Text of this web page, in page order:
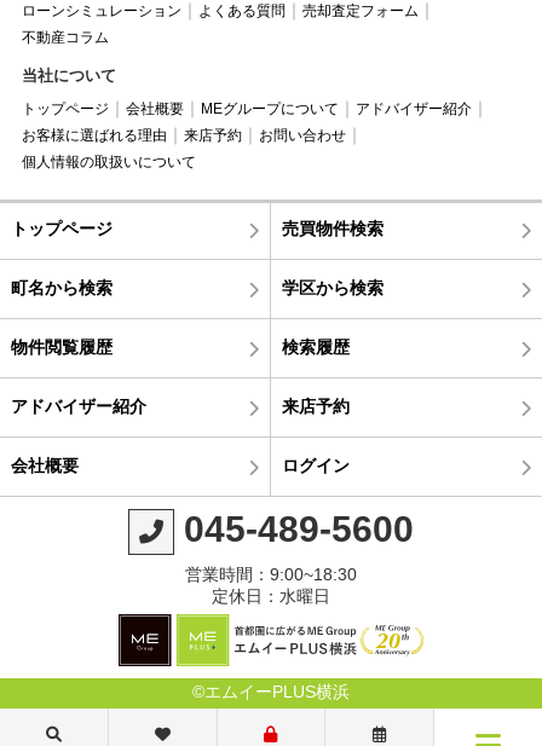
ローンシミュレーション
よくある質問
売却査定フォーム
不動産コラム
当社について
トップページ 会社概要 MEグループについて
アドバイザー紹介
お客様に選ばれる理由
来店予約
お問い合わせ
個人情報の取扱いについて
トップページ 売買物件検索
町名から検索 学区から検索
物件閲覧履歴 検索履歴
アドバイザー紹介 来店予約
会社概要 ログイン
045-489-5600
営業時間：9:00~18:30
定休日：水曜日
©エムイーPLUS横浜